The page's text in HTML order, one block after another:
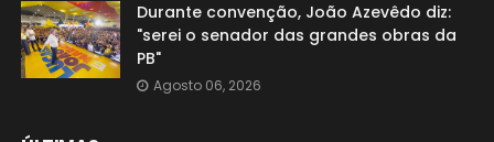
Durante convenção, João Azevêdo diz:
"serei o senador das grandes obras da
PB"
Agosto 06, 2026